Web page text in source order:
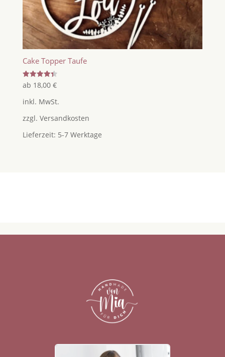
Cake Topper Taufe
Bewertet
mit
von 5
ab 18,00 €
inkl. MwSt.
zzgl. Versandkosten
Lieferzeit: 5-7 Werktage